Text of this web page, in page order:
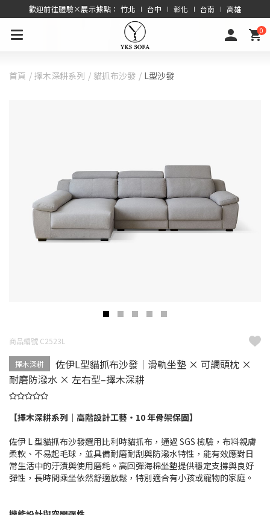
歡迎前往體驗×展示據點： 竹北 ∣ 台中 ∣ 彰化 ∣ 台南 ∣ 高雄
0
首頁 擇木深耕系列 貓抓布沙發 L型沙發
商品編號 C2523L
擇木深耕
佐伊L型貓抓布沙發｜滑軌坐墊 × 可調頭枕 ×
耐磨防潑水 × 左右型–擇木深耕
【擇木深耕系列｜高階設計工藝・10 年骨架保固】
佐伊 L 型貓抓布沙發選用比利時貓抓布，通過 SGS 檢驗，布料親膚
柔軟、不易起毛球，並具備耐磨耐刮與防潑水特性，能有效應對日
常生活中的汙漬與使用磨耗。高回彈海棉坐墊提供穩定支撐與良好
彈性，長時間乘坐依然舒適放鬆，特別適合有小孩或寵物的家庭。